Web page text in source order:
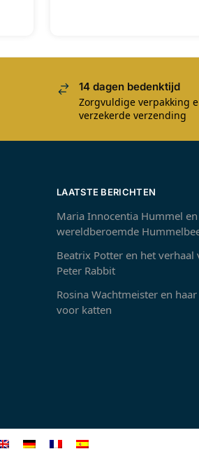
14 dagen bedenktijd
Zorgvuldige verpakking
verzekerde verzending
LAATSTE BERICHTEN
Maria Innocentia Hummel
wereldberoemde
Beatrix Potter en het verhaal
Peter Rabbit
Rosina Wachtmeister en
voor katten